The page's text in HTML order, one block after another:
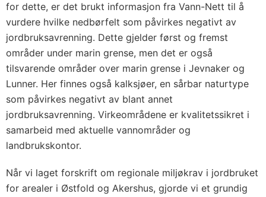
for dette, er det brukt informasjon fra Vann-Nett til å
vurdere hvilke nedbørfelt som påvirkes negativt av
jordbruksavrenning. Dette gjelder først og fremst
områder under marin grense, men det er også
tilsvarende områder over marin grense i Jevnaker og
Lunner. Her finnes også kalksjøer, en sårbar naturtype
som påvirkes negativt av blant annet
jordbruksavrenning. Virkeområdene er kvalitetssikret i
samarbeid med aktuelle vannområder og
landbrukskontor.
Når vi laget forskrift om regionale miljøkrav i jordbruket
for arealer i Østfold og Akershus, gjorde vi et grundig